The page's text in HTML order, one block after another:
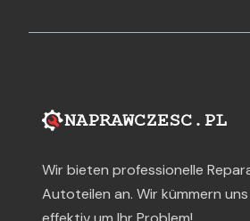
Wir bieten professionelle
Autoteilen an. Wir kümmern